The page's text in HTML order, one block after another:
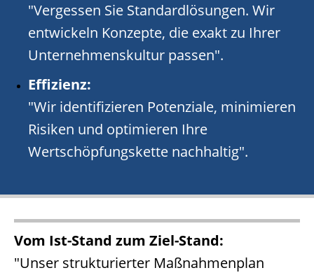
"Vergessen Sie Standardlösungen. Wir
entwickeln Konzepte, die exakt zu Ihrer
Unternehmenskultur passen".
Effizienz:
"Wir identifizieren Potenziale, minimieren
Risiken und optimieren Ihre
Wertschöpfungskette nachhaltig".
Vom Ist-Stand zum Ziel-Stand:
"Unser strukturierter Maßnahmenplan